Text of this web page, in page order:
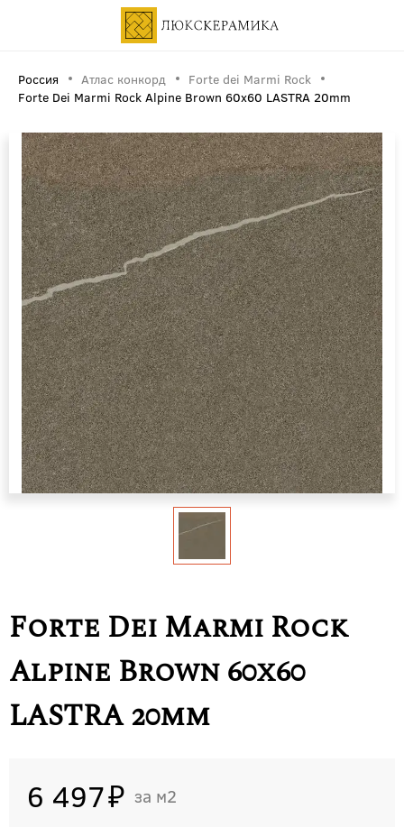
Россия Атлас конкорд
Forte dei Marmi Rock
Forte Dei Marmi Rock Alpine Brown 60x60 LASTRA 20mm
Forte Dei Marmi Rock
Alpine Brown 60x60
LASTRA 20mm
6 497 м2